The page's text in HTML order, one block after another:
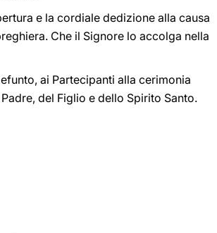
e la cordiale dedizione alla causa
Che il Signore lo accolga nella
ai Partecipanti alla cerimonia
del Figlio e dello Spirito Santo.